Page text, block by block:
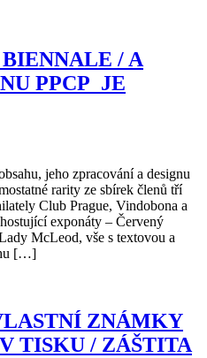
/ A
PPCP JE
jeho zpracování a designu
rarity ze sbírek členů tří
Club Prague, Vindobona a
exponáty – Červený
McLeod, vše s textovou a
[…]
ZNÁMKY
TISKU / ZÁŠTITA